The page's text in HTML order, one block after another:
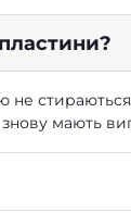
не
знову мають